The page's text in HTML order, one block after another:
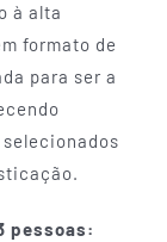
à alta
formato de
para ser a
pessoas: